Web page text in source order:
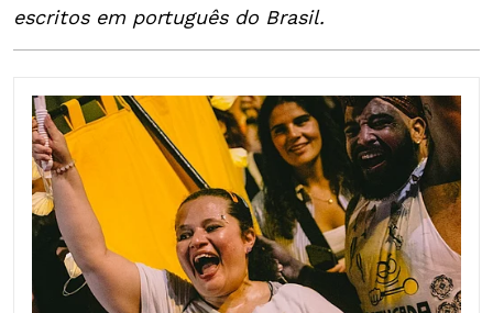
escritos em português do Brasil.